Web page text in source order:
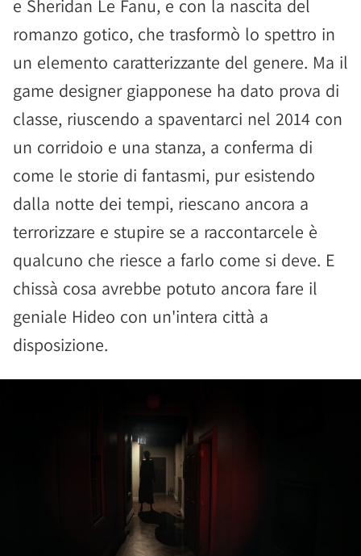
e Sheridan Le Fanu, e con la nascita del
romanzo gotico, che trasformò lo spettro in
un elemento caratterizzante del genere. Ma il
game designer giapponese ha dato prova di
classe, riuscendo a spaventarci nel 2014 con
un corridoio e una stanza, a conferma di
come le storie di fantasmi, pur esistendo
dalla notte dei tempi, riescano ancora a
terrorizzare e stupire se a raccontarcele è
qualcuno che riesce a farlo come si deve. E
chissà cosa avrebbe potuto ancora fare il
geniale Hideo con un'intera città a
disposizione.